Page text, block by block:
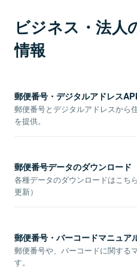
ビジネス・法人
情報
郵便番号・デジタルアドレスAPI
郵便番号とデジタルアドレスから
を提供。
郵便番号データのダウンロード
各種データのダウンロードはこち
更新）
郵便番号・バーコードマニュア
郵便番号や、バーコードに関する
す。